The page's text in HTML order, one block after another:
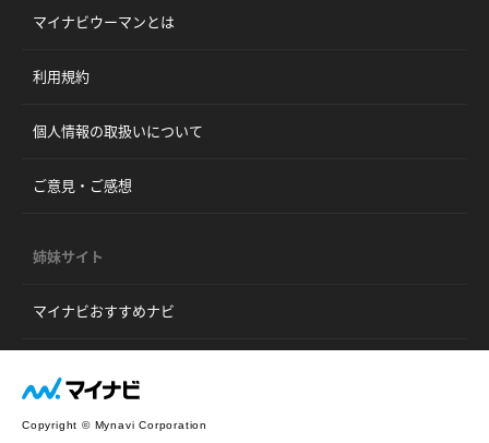
マイナビウーマンとは
利用規約
個人情報の取扱いについて
ご意見・ご感想
姉妹サイト
マイナビおすすめナビ
Copyright © Mynavi Corporation